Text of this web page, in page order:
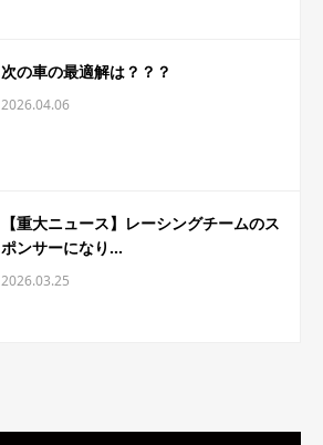
次の車の最適解は？？？
2026.04.06
【重大ニュース】レーシングチームのス
ポンサーになり...
2026.03.25